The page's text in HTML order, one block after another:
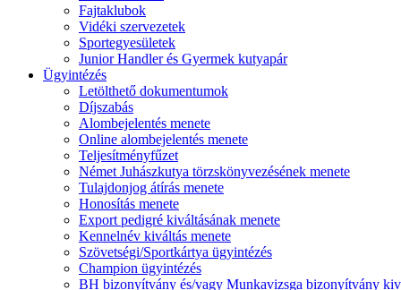
Fajtaklubok
Vidéki szervezetek
Sportegyesületek
Junior Handler és Gyermek kutyapár
Ügyintézés
Letölthető dokumentumok
Díjszabás
Alombejelentés menete
Online alombejelentés menete
Teljesítményfűzet
Német Juhászkutya törzskönyvezésének menete
Tulajdonjog átírás menete
Honosítás menete
Export pedigré kiváltásának menete
Kennelnév kiváltás menete
Szövetségi/Sportkártya ügyintézés
Champion ügyintézés
BH bizonyítvány és/vagy Munkavizsga bizonyítvány